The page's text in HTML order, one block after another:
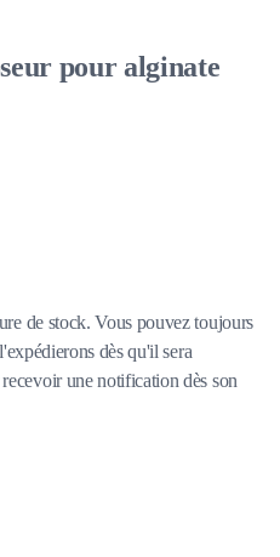
pour alginate
de stock. Vous pouvez toujours
dès qu'il sera
une notification dès son